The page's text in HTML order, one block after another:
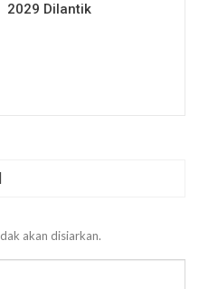
2029 Dilantik
akan disiarkan.